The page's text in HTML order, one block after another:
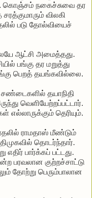
கொஞ்சம் நகைச்சுவை தர
விலகி
படு தோல்வியைச்
ஆட்சி அமைத்தது.
பங்கு தர மறுத்து
பெறத் தயங்கவில்லை.
சண்டைகளில் தயாநிதி
வெளியேற்றப்பட்டார்.
எல்லாருக்கும் தெரியும்.
ராமதாஸ் மீண்டும்
தொடர்ந்தார்.
பார்க்கப் பட்டது.
பரவலான குற்றச்சாட்டு
தோற்று பெரும்பாலான